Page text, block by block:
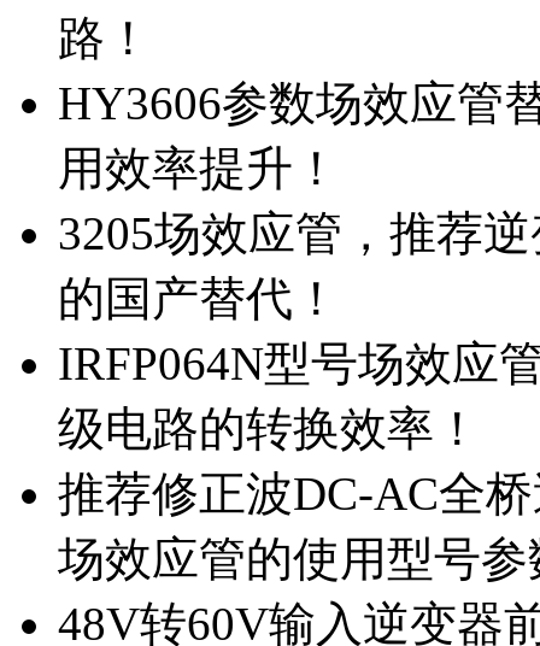
路！
HY3606参数场效应管
用效率提升！
3205场效应管，推荐
的国产替代！
IRFP064N型号场效应
级电路的转换效率！
推荐修正波DC-AC全
场效应管的使用型号参
48V转60V输入逆变器